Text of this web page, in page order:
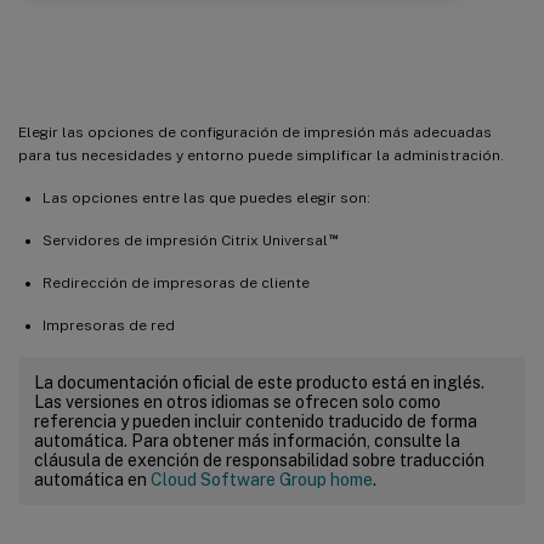
Elegir las opciones de configuración de impresión más adecuadas
para tus necesidades y entorno puede simplificar la administración.
Las opciones entre las que puedes elegir son:
Servidores de impresión Citrix Universal ™
Redirección de impresoras de cliente
Impresoras de red
La documentación oficial de este producto está en inglés.
Las versiones en otros idiomas se ofrecen solo como
referencia y pueden incluir contenido traducido de forma
automática. Para obtener más información, consulte la
cláusula de exención de responsabilidad sobre traducción
automática en Cloud Software Group home.